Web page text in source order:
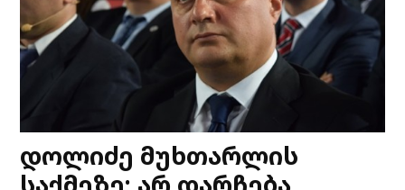
დოლიძე მუხთარლის